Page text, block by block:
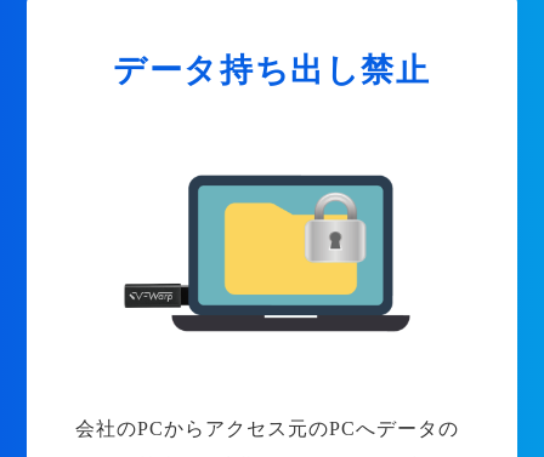
データ持ち出し禁止
会社のPCからアクセス元のPCへデータの